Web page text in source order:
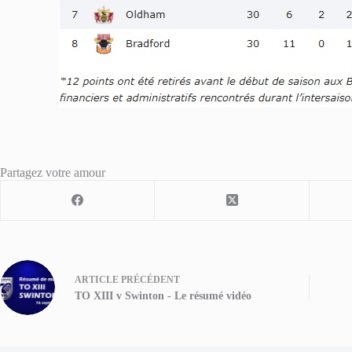
Partagez votre amour
ARTICLE PRÉCÉDENT
TO XIII v Swinton - Le résumé vidéo